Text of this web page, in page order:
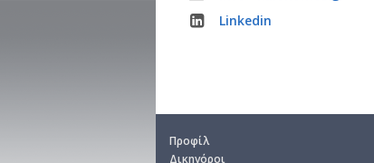
Linkedin
Προ­φίλ
Δι­κη­γό­ροι